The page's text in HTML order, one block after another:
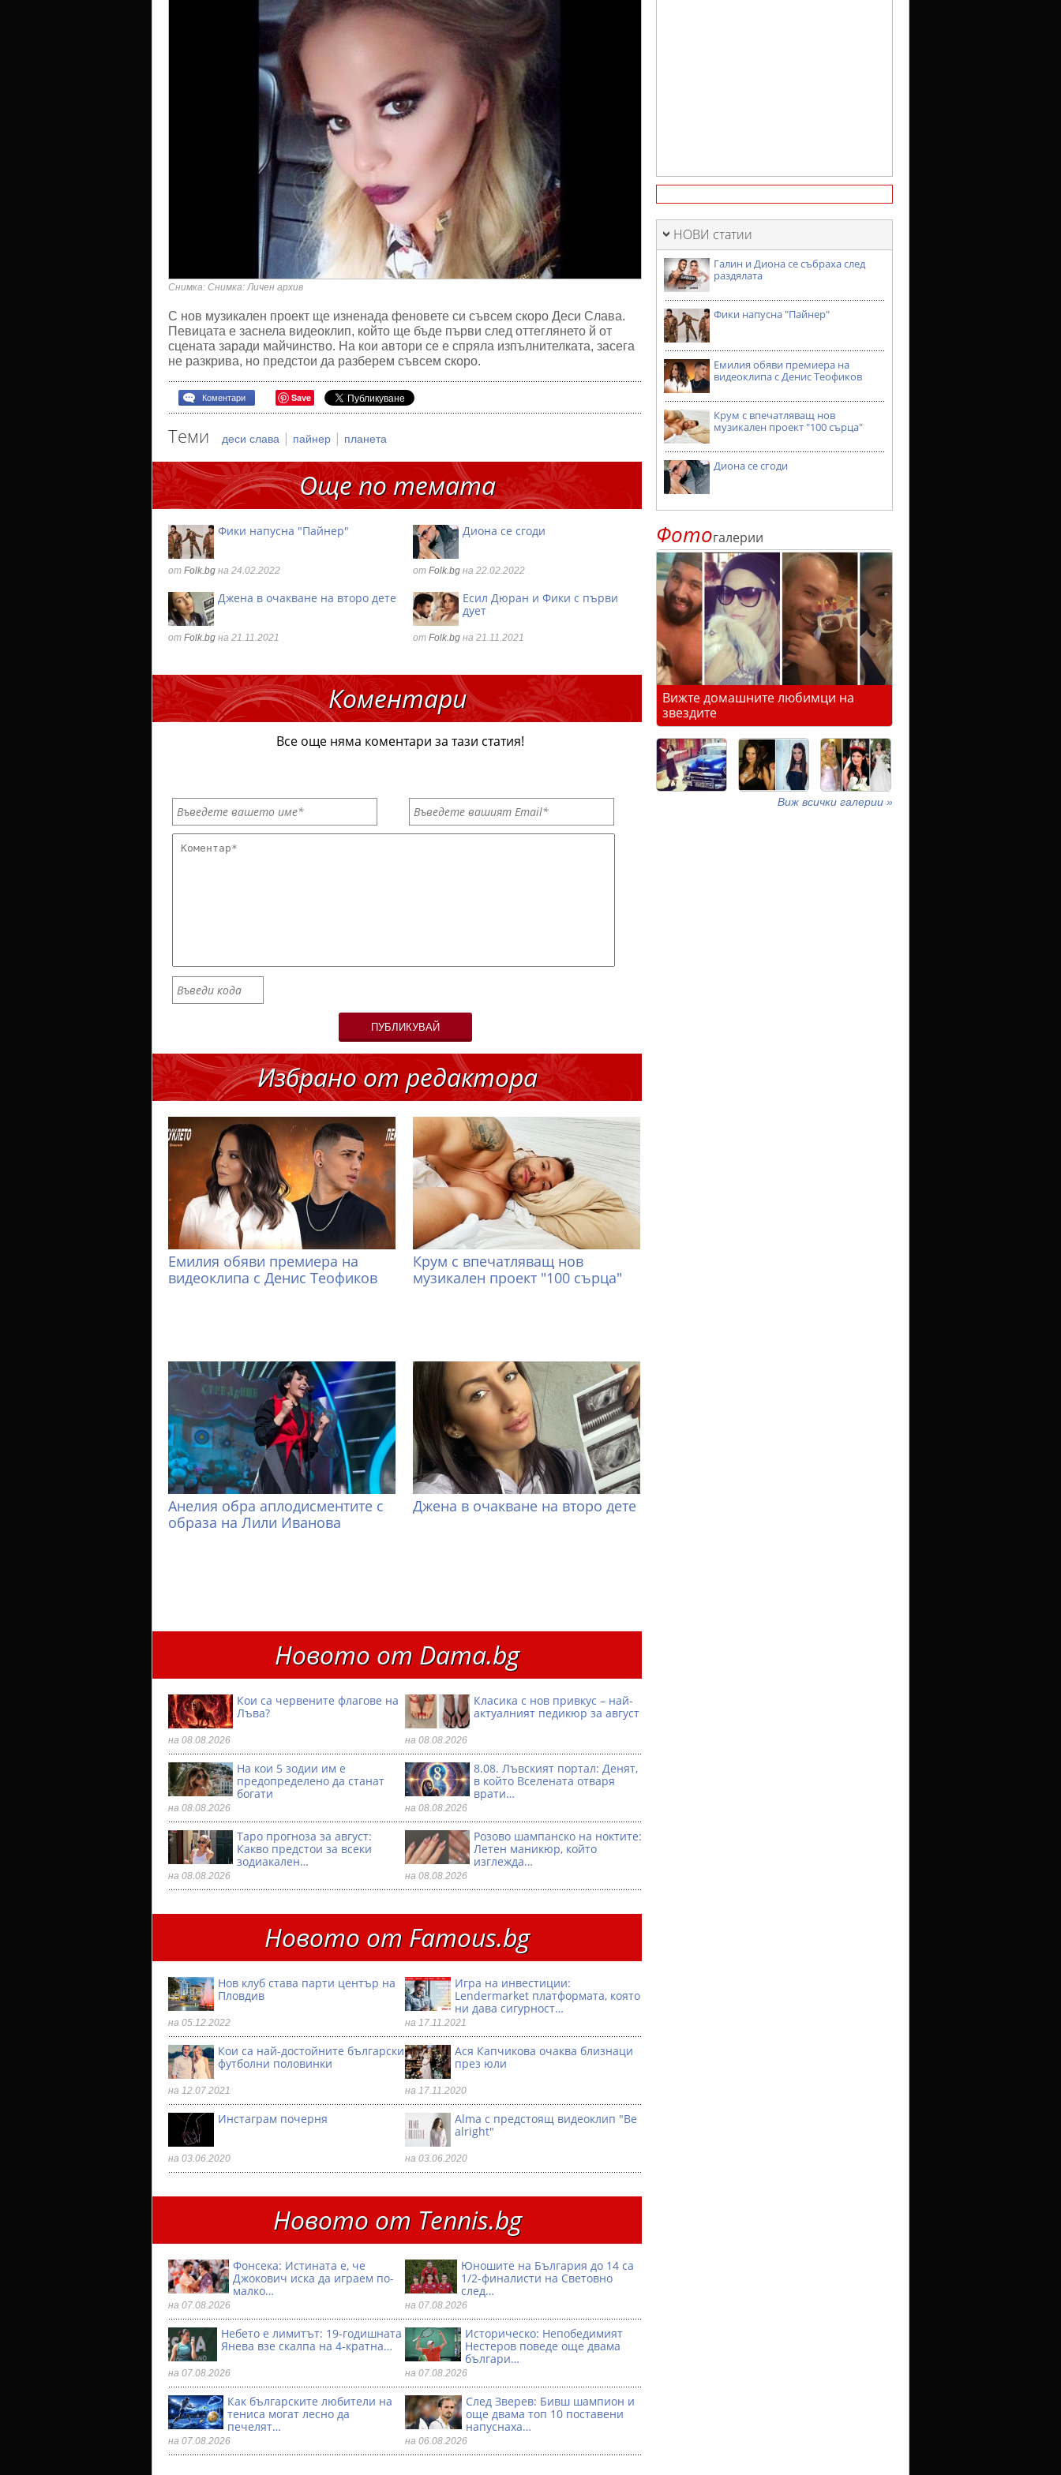
Снимка: Снимка: Личен архив
С нов музикален проект ще изненада феновете си съвсем скоро Деси Слава.
Певицата е заснела видеоклип, който ще бъде първи след оттеглянето й от
сцената заради майчинство. На кои автори се е спряла изпълнителката, засега
не разкрива, но предстои да разберем съвсем скоро.
Коментари Save
Теми деси слава | пайнер | планета
Още по темата
Фики напусна "Пайнер"
от Folk.bg на 24.02.2022
Диона се сгоди
от Folk.bg на 22.02.2022
Джена в очакване на второ дете
от Folk.bg на 21.11.2021
Есил Дюран и Фики с първи
дует
от Folk.bg на 21.11.2021
Коментари
Все още няма коментари за тази статия!
ПУБЛИКУВАЙ
Избрано от редактора
Емилия обяви премиера на
видеоклипа с Денис Теофиков
Крум с впечатляващ нов
музикален проект "100 сърца"
Анелия обра аплодисментите с
образа на Лили Иванова
Джена в очакване на второ дете
Новото от Dama.bg
Кои са червените флагове на
Лъва?
на 08.08.2026
Класика с нов привкус – най-
актуалният педикюр за август
на 08.08.2026
На кои 5 зодии им е
предопределено да станат
богати
на 08.08.2026
8.08. Лъвският портал: Денят,
в който Вселената отваря
врати…
на 08.08.2026
Таро прогноза за август:
Какво предстои за всеки
зодиакален…
на 08.08.2026
Розово шампанско на ноктите:
Летен маникюр, който
изглежда…
на 08.08.2026
Новото от Famous.bg
Нов клуб става парти център на
Пловдив
на 05.12.2022
Игра на инвестиции:
Lendermarket платформата, която
ни дава сигурност…
на 17.11.2021
Кои са най-достойните български
футболни половинки
на 12.07.2021
Ася Капчикова очаква близнаци
през юли
на 17.11.2020
Инстаграм почерня
на 03.06.2020
Alma с предстоящ видеоклип "Be
alright"
на 03.06.2020
Новото от Тennis.bg
Фонсека: Истината е, че
Джокович иска да играем по-
малко…
на 07.08.2026
Юношите на България до 14 са
1/2-финалисти на Световно
след…
на 07.08.2026
Небето е лимитът: 19-годишната
Янева взe скалпа на 4-кратна…
на 07.08.2026
Историческо: Непобедимият
Нестеров поведе още двама
българи…
на 07.08.2026
Как българските любители на
тениса могат лесно да
печелят…
на 07.08.2026
След Зверев: Бивш шампион и
още двама топ 10 поставени
напуснаха…
на 06.08.2026
НОВИ статии
Галин и Диона се събраха след
раздялата
Фики напусна "Пайнер"
Емилия обяви премиера на
видеоклипа с Денис Теофиков
Крум с впечатляващ нов
музикален проект "100 сърца"
Диона се сгоди
Фотогалерии
Вижте домашните любимци на
звездите
Виж всички галерии »